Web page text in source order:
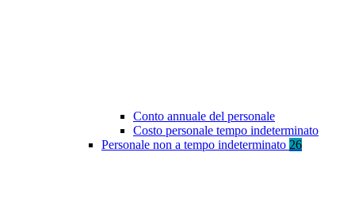
Conto annuale del personale
Costo personale tempo indeterminato
Personale non a tempo indeterminato 26